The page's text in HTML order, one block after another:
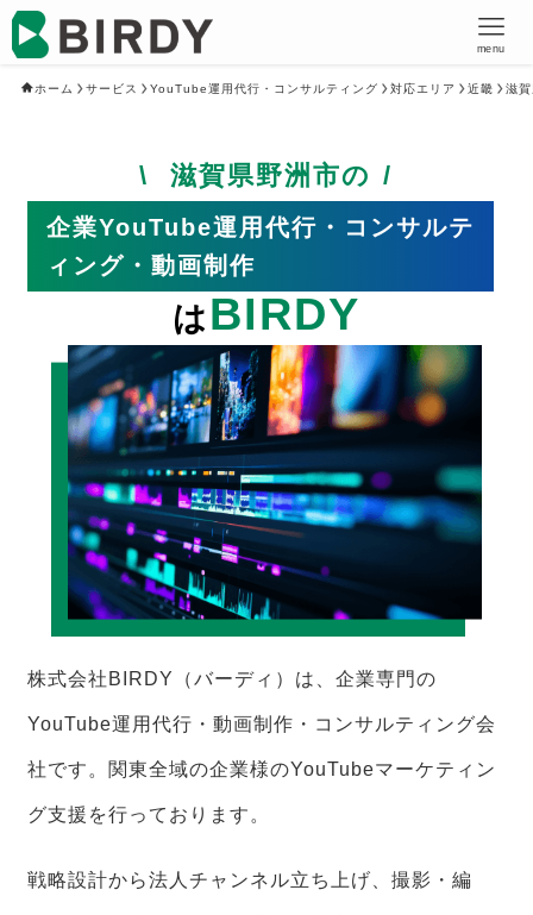
menu
ホーム サービス YouTube運用代行・コンサルティング 対応エリア 近畿 滋
滋賀県野洲市の
企業YouTube運用代行・コンサルテ
ィング・動画制作
はBIRDY
株式会社BIRDY（バーディ）は、企業専門の
YouTube運用代行・動画制作・コンサルティング会
社です。関東全域の企業様のYouTubeマーケティン
グ支援を行っております。
戦略設計から法人チャンネル立ち上げ、撮影・編